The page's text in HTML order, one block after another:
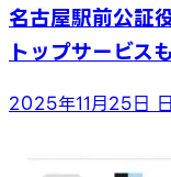
名古屋駅前公証
トップサービス
2025年11月25日